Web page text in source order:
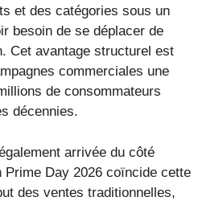
et des catégories sous un
besoin de se déplacer de
Cet avantage structurel est
commerciales une
de consommateurs
décennies.
arrivée du côté
Prime Day 2026 coïncide cette
des ventes traditionnelles,